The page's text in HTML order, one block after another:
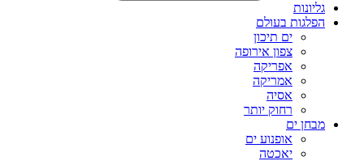
גליונות
הפלגות בעולם
ים תיכון
צפון אירופה
אפריקה
אמריקה
אסיה
רחוק יותר
מבחן ים
אופנוע ים
יאכטה